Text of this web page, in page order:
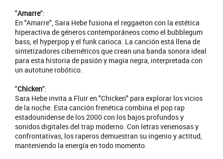
"Amarre":
En "Amarre", Sara Hebe fusiona el reggaeton con la estética
hiperactiva de géneros contemporáneos como el bubblegum
bass, el hyperpop y el funk carioca. La canción está llena de
sintetizadores cibernéticos que crean una banda sonora ideal
para esta historia de pasión y magia negra, interpretada con
un autotune robótico.
"Chicken":
Sara Hebe invita a Fluir en "Chicken" para explorar los vicios
de la noche. Esta canción frenética combina el pop rap
estadounidense de los 2000 con los bajos profundos y
sonidos digitales del trap moderno. Con letras venenosas y
confrontativas, los raperos demuestran su ingenio y actitud,
manteniendo la energía en todo momento.